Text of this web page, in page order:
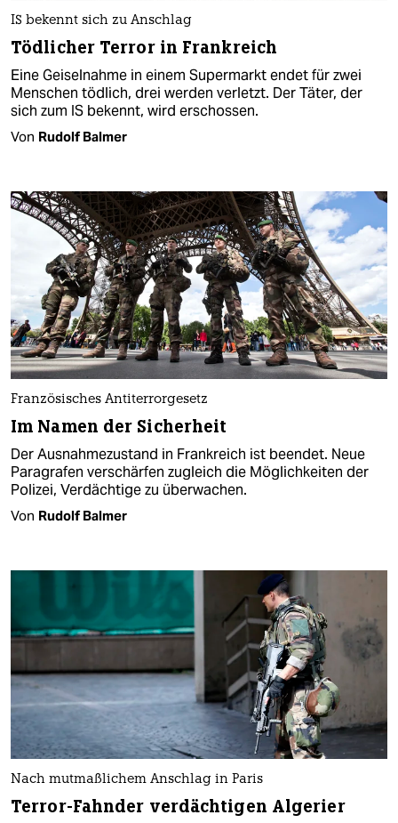
IS bekennt sich zu Anschlag
Tödlicher Terror in Frankreich
Eine Geiselnahme in einem Supermarkt endet für zwei
Menschen tödlich, drei werden verletzt. Der Täter, der
sich zum IS bekennt, wird erschossen.
Von Rudolf Balmer
Französisches Antiterrorgesetz
Im Namen der Sicherheit
Der Ausnahmezustand in Frankreich ist beendet. Neue
Paragrafen verschärfen zugleich die Möglichkeiten der
Polizei, Verdächtige zu überwachen.
Von Rudolf Balmer
Nach mutmaßlichem Anschlag in Paris
Terror-Fahnder verdächtigen Algerier